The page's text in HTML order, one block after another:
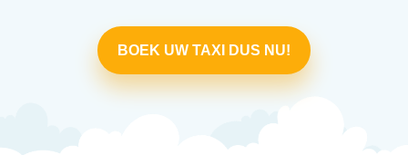
BOEK UW TAXI DUS NU!